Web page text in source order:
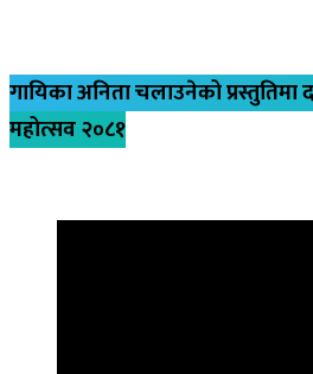
गायिका अनिता चलाउनेको
महोत्सव २०८१